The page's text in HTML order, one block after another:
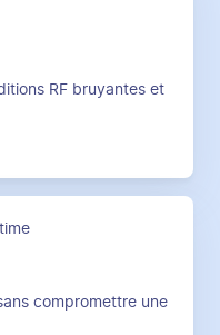
RF bruyantes et
compromettre une